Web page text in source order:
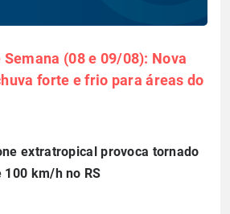
(08 e 09/08): Nova
forte e frio para áreas do
extratropical provoca tornado
km/h no RS